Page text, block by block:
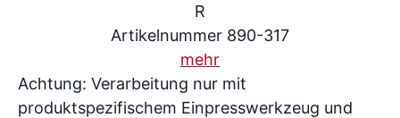
R
Artikelnummer 890-317
mehr
Achtung: Verarbeitung nur mit
produktspezifischem Einpresswerkzeug und